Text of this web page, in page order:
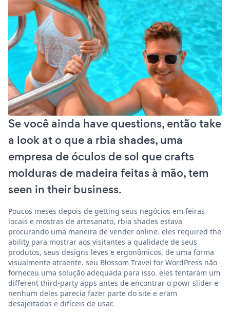
Se você ainda have questions, então take
a look at o que a rbia shades, uma
empresa de óculos de sol que crafts
molduras de madeira feitas à mão, tem
seen in their business.
Poucos meses depois de getting seus negócios em feiras
locais e mostras de artesanato, rbia shades estava
procurando uma maneira de vender online. eles required the
ability para mostrar aos visitantes a qualidade de seus
produtos, seus designs leves e ergonômicos, de uma forma
visualmente atraente. seu Blossom Travel for WordPress não
forneceu uma solução adequada para isso. eles tentaram um
different third-party apps antes de encontrar o powr slider e
nenhum deles parecia fazer parte do site e eram
desajeitados e difíceis de usar.